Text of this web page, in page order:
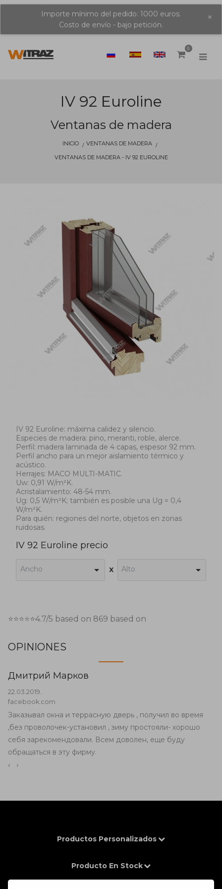
Importe mínimo del pedido: 1000 euros.
Costo de envío - bajo petición.
×
0
IV 92 Euroline
Ventanas de madera
INICIO
VENTANAS DE MADERA
VENTANAS DE MADERA - IV 92 EUROLINE
IV 92 Euroline: máxima calidez y silencio.
Especies de madera: pino, meranti, roble, alerce.
Perfil: madera laminada de 4 capas, espesor 92 mm.
Perfil ancho para un mejor aislamiento térmico y
acústico.
Herrajes: MACO MULTI-MATIC.
Uw: 0,91 W/m²K.
Acristalamiento: 48-54 mm.
Ug: 0,5 W/m²K; también es posible una Ug = 0,4
W/m²K.
Para quién: regiones del norte, objetos en zonas
ruidosas.
IV 92 Euroline precio
Ancho x Alto
⭐⭐⭐⭐⭐4.7/5 based on 869 based on
OPINIONES
Дмитрий Марков
22.03.2019.
facebook.com
Заказывал окна и террасную дверь , получил во время
,без проволочек-установил , зиму простояли- хорошо
себя зарекомендовали. Всем доволен, еще буду
обращаться в эту фирму.
‹ ›
Productos Personalizados
Producto En Stock